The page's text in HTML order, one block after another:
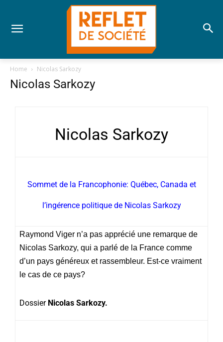
Home Nicolas Sarkozy
Nicolas Sarkozy
Nicolas Sarkozy
Sommet de la Francophonie: Québec, Canada et
l’ingérence politique de Nicolas Sarkozy
Raymond Viger n’a pas apprécié une remarque de
Nicolas Sarkozy, qui a parlé de la France comme
d’un pays généreux et rassembleur. Est-ce vraiment
le cas de ce pays?
Dossier Nicolas Sarkozy.